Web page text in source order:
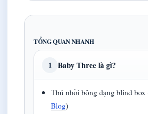
TỔNG QUAN NHANH
1 Baby Three là gì?
Thú nhồi bông dạng blind box
Blog)